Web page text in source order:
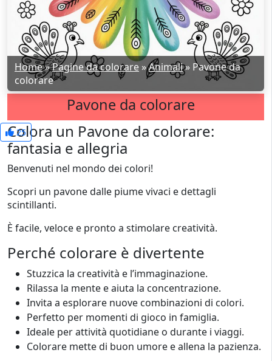
Home»Pagine da colorare »Animali» Pavone da
colorare
Pavone da colorare
25
Colora un Pavone da colorare:
fantasia e allegria
Benvenuti nel mondo dei colori!
Scopri un pavone dalle piume vivaci e dettagli
scintillanti.
È facile, veloce e pronto a stimolare creatività.
Perché colorare è divertente
Stuzzica la creatività e l’immaginazione.
Rilassa la mente e aiuta la concentrazione.
Invita a esplorare nuove combinazioni di colori.
Perfetto per momenti di gioco in famiglia.
Ideale per attività quotidiane o durante i viaggi.
Colorare mette di buon umore e allena la pazienza.